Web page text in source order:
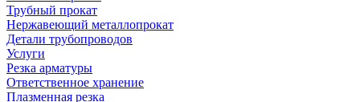
Трубный прокат
Нержавеющий металлопрокат
Детали трубопроводов
Услуги
Резка арматуры
Ответственное хранение
Плазменная резка